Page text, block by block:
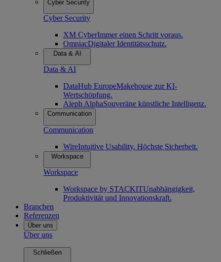
Cyber Security
Cyber Security
XM CyberImmer einen Schritt voraus.
OmniacDigitaler Identitätsschutz.
Data & AI
Data & AI
DataHub EuropeMakehouse zur KI-
Wertschöpfung.
Aleph AlphaSouveräne künstliche Intelligenz.
Communication
Communication
WireIntuitive Usability. Höchste Sicherheit.
Workspace
Workspace
Workspace by STACKITUnabhängigkeit,
Produktivität und Innovationskraft.
Branchen
Referenzen
Über uns
Über uns
Schließen